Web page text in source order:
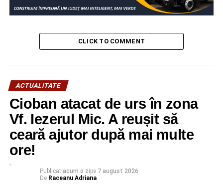
– 40 m faţă de locurile cu pericol de explozie (gaze,
lichide combustibile etc.);
– 100 m faţă de lanuri şi depozite furajere;
– 200 m faţă de liziera pădurii;
şi a altor materiale combustibile, fără obţinerea permisului
de lucru cu foc de la primărie şi fără luarea măsurilor
pentru împiedicarea propagării focului la vecinătăţi,
respectiv amenajarea locurilor pentru utilizarea focului
deschis în condiţii şi la distanţe care favorizează
propagarea focului la construcţii, depozite, culturi
sancţionează cu amendă de la 1.000 lei la 2.500 lei.
CLICK TO COMMENT
ACTUALITATE
Cioban atacat de urs în zona
Vf. Iezerul Mic. A reușit să
ceară ajutor după mai multe
ore!
Publicat acum o zipe 7 august 2026
De Raceanu Adriana